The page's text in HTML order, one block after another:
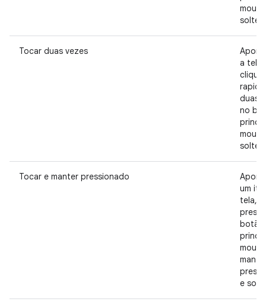
solte.
Tocar duas vezes
a tela,
clique
duas
no
solte.
Tocar e manter pressionado
um
tela,
botão
e